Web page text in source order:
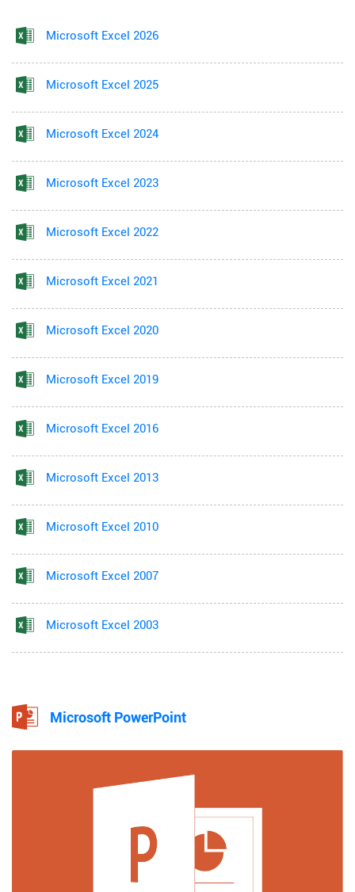
Microsoft Excel 2026
Microsoft Excel 2025
Microsoft Excel 2024
Microsoft Excel 2023
Microsoft Excel 2022
Microsoft Excel 2021
Microsoft Excel 2020
Microsoft Excel 2019
Microsoft Excel 2016
Microsoft Excel 2013
Microsoft Excel 2010
Microsoft Excel 2007
Microsoft Excel 2003
Microsoft PowerPoint